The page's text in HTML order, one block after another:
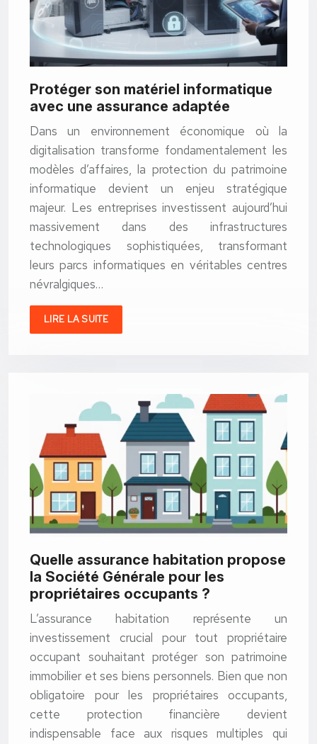
Protéger son matériel informatique
avec une assurance adaptée
Dans un environnement économique où la
digitalisation transforme fondamentalement les
modèles d’affaires, la protection du patrimoine
informatique devient un enjeu stratégique
majeur. Les entreprises investissent aujourd’hui
massivement dans des infrastructures
technologiques sophistiquées, transformant
leurs parcs informatiques en véritables centres
névralgiques…
LIRE LA SUITE
Quelle assurance habitation propose
la Société Générale pour les
propriétaires occupants ?
L’assurance habitation représente un
investissement crucial pour tout propriétaire
occupant souhaitant protéger son patrimoine
immobilier et ses biens personnels. Bien que non
obligatoire pour les propriétaires occupants,
cette protection financière devient
indispensable face aux risques multiples qui